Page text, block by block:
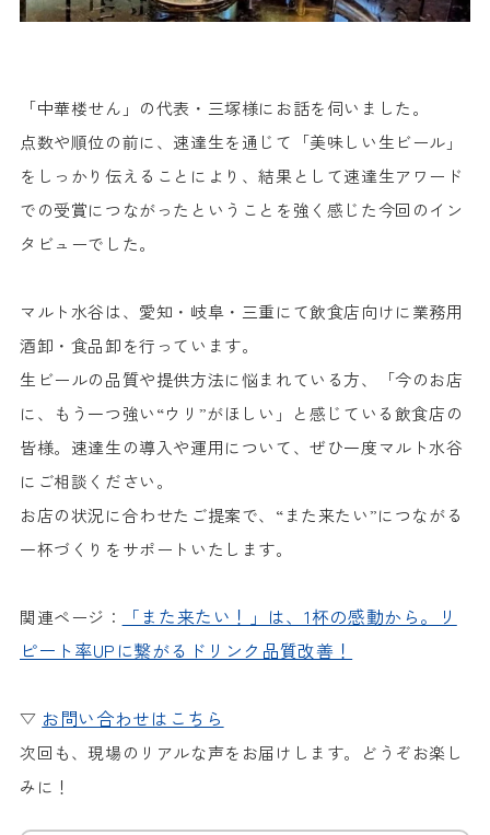
「中華楼せん」の代表・三塚様にお話を伺いました。
点数や順位の前に、速達生を通じて「美味しい生ビール」
をしっかり伝えることにより、結果として速達生アワード
での受賞につながったということを強く感じた今回のイン
タビューでした。
マルト水谷は、愛知・岐阜・三重にて飲食店向けに業務用
酒卸・食品卸を行っています。
生ビールの品質や提供方法に悩まれている方、「今のお店
に、もう一つ強い“ウリ”がほしい」と感じている飲食店の
皆様。速達生の導入や運用について、ぜひ一度マルト水谷
にご相談ください。
お店の状況に合わせたご提案で、 “また来たい”につながる
一杯づくり をサポートいたします。
関連ページ：
「また来たい！」は、1杯の感動から。リ
ピート率UPに繋がるドリンク品質改善！
▽ お問い合わせはこちら
次回も、現場のリアルな声をお届けします。どうぞお楽し
みに！